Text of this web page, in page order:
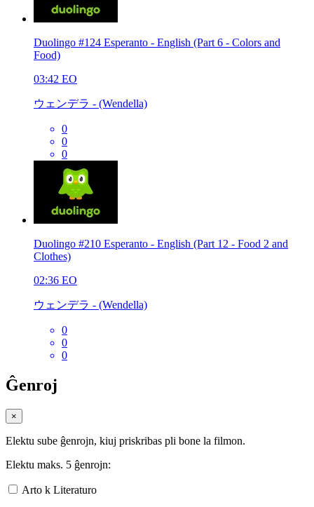
Duolingo #124 Esperanto - English (Part 6 - Colors and
Food)
03:42 EO
ウェンデラ - (Wendella)
0
0
0
Duolingo #210 Esperanto - English (Part 12 - Food 2 and
Clothes)
02:36 EO
ウェンデラ - (Wendella)
0
0
0
Ĝenroj
×
Elektu sube ĝenrojn, kiuj priskribas pli bone la filmon.
Elektu maks. 5 ĝenrojn:
Arto k Literaturo